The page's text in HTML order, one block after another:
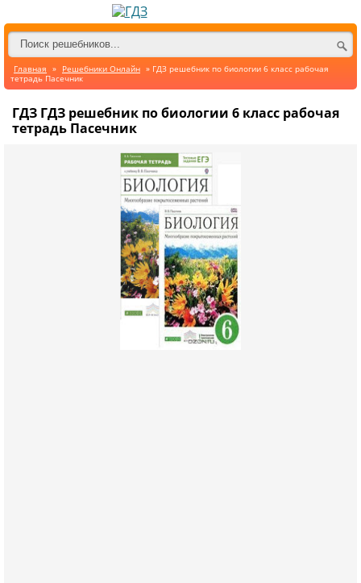
Главная » Решебники Онлайн » ГДЗ решебник по биологии 6 класс рабочая
тетрадь Пасечник
ГДЗ ГДЗ решебник по биологии 6 класс рабочая
тетрадь Пасечник